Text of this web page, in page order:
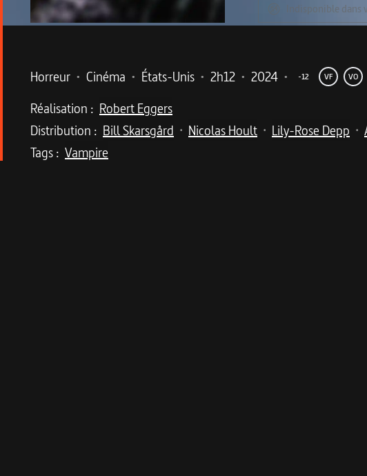
Indisponible
Metadata du programme
Horreur • Cinéma • États-Unis • 2h12 • 2024 • -12 VF VO
Réalisation : Robert Eggers
Distribution : Bill Skarsgård • Nicolas Hoult • Lily-Rose Depp •
Tags : Vampire